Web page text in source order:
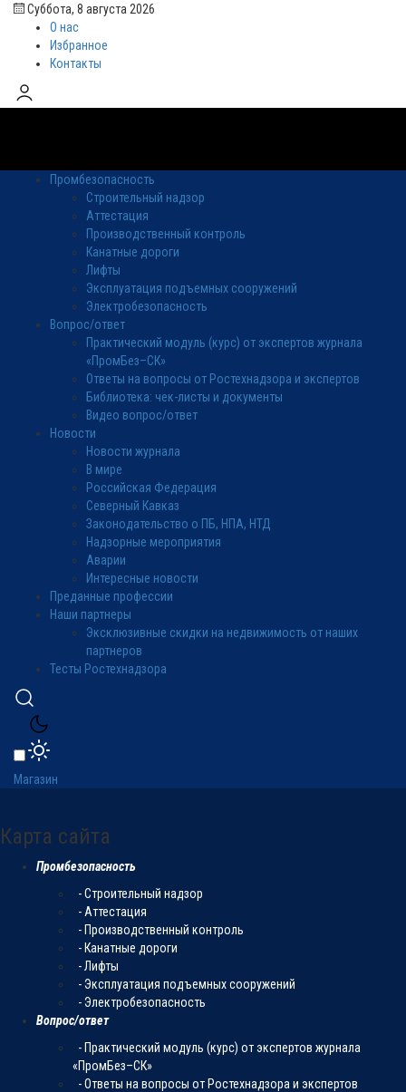
Суббота, 8 августа 2026
О нас
Избранное
Контакты
Промбезопасность
Строительный надзор
Аттестация
Производственный контроль
Канатные дороги
Лифты
Эксплуатация подъемных сооружений
Электробезопасность
Вопрос/ответ
Практический модуль (курс) от экспертов журнала
«ПромБез–СК»
Ответы на вопросы от Ростехнадзора и экспертов
Библиотека: чек-листы и документы
Видео вопрос/ответ
Новости
Новости журнала
В мире
Российская Федерация
Северный Кавказ
Законодательство о ПБ, НПА, НТД
Надзорные мероприятия
Аварии
Интересные новости
Преданные профессии
Наши партнеры
Эксклюзивные скидки на недвижимость от наших
партнеров
Тесты Ростехнадзора
Магазин
Карта сайта
Промбезопасность
- Строительный надзор
- Аттестация
- Производственный контроль
- Канатные дороги
- Лифты
- Эксплуатация подъемных сооружений
- Электробезопасность
Вопрос/ответ
- Практический модуль (курс) от экспертов журнала
«ПромБез–СК»
- Ответы на вопросы от Ростехнадзора и экспертов